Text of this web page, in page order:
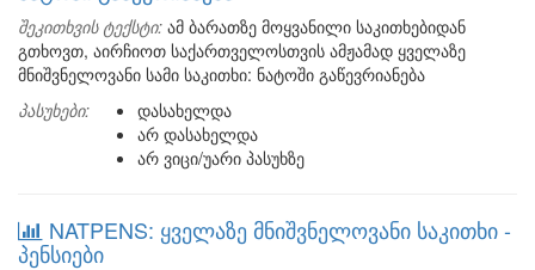
შეკითხვის ტექსტი: ამ ბარათზე მოყვანილი საკითხებიდან
გთხოვთ, აირჩიოთ საქართველოსთვის ამჟამად ყველაზე
მნიშვნელოვანი სამი საკითხი: ნატოში გაწევრიანება
პასუხები:
დასახელდა
არ დასახელდა
არ ვიცი/უარი პასუხზე
NATPENS: ყველაზე მნიშვნელოვანი საკითხი -
პენსიები